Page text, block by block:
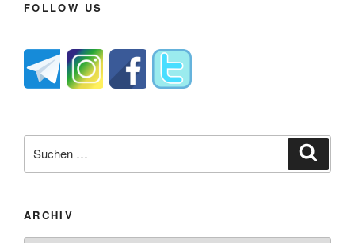
FOLLOW US
nach:
ARCHIV